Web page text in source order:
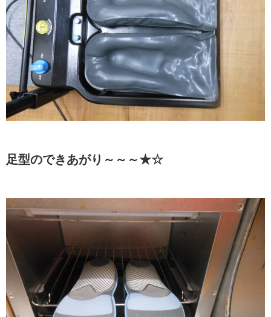
足型のできあがり～～～★☆